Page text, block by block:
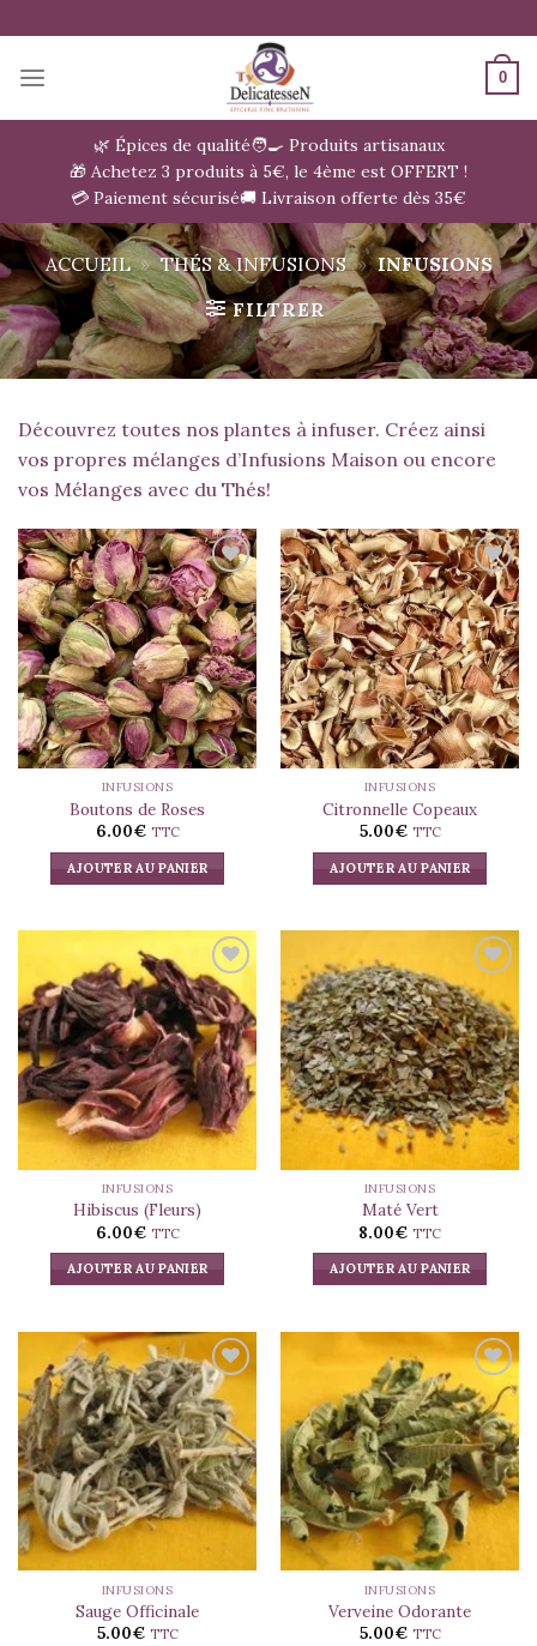
au
contenu
0
🌿 Épices de qualité🧑‍🍳 Produits artisanaux
🎁 Achetez 3 produits à 5€, le 4ème est OFFERT !
💳 Paiement sécurisé🚚 Livraison offerte dès 35€
ACCUEIL » THÉS & INFUSIONS » INFUSIONS
FILTRER
Découvrez toutes nos plantes à infuser. Créez ainsi
vos propres mélanges d’Infusions Maison ou encore
vos Mélanges avec du Thés!
INFUSIONS
Boutons de Roses
6.00€ TTC
AJOUTER AU PANIER
INFUSIONS
Citronnelle Copeaux
5.00€ TTC
AJOUTER AU PANIER
INFUSIONS
Hibiscus (Fleurs)
6.00€ TTC
AJOUTER AU PANIER
INFUSIONS
Maté Vert
8.00€ TTC
AJOUTER AU PANIER
INFUSIONS
Sauge Officinale
5.00€ TTC
INFUSIONS
Verveine Odorante
5.00€ TTC